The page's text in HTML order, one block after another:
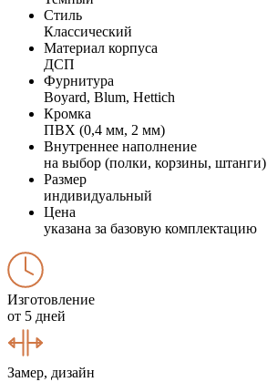
Стиль
Классический
Материал корпуса
ДСП
Фурнитура
Boyard, Blum, Hettich
Кромка
ПВХ (0,4 мм, 2 мм)
Внутреннее наполнение
на выбор (полки, корзины, штанги)
Размер
индивидуальный
Цена
указана за базовую комплектацию
Изготовление
от 5 дней
Замер, дизайн